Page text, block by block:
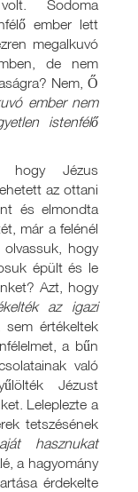
Sodoma
ember lett
megalkuvó
de nem
Nem, Ő
ember nem
istenfélő
hogy Jézus
az ottani
és elmondta
már a felénél
hogy
épült és le
Azt, hogy
az igazi
sem értékeltek
a bűn
való
Jézust
Leleplezte a
tetszésének
hasznukat
a hagyomány
érdekelte